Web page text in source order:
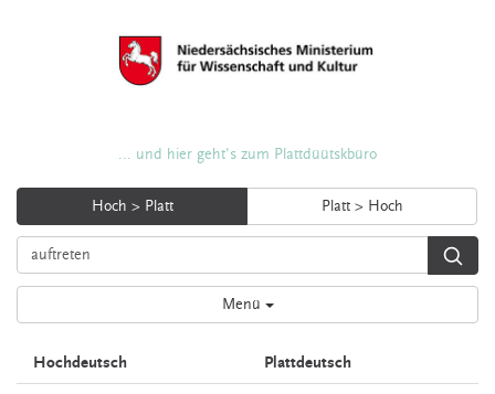
... und hier geht's zum Plattdüütskbüro
Hoch > Platt Platt > Hoch
Menü
Hochdeutsch Plattdeutsch